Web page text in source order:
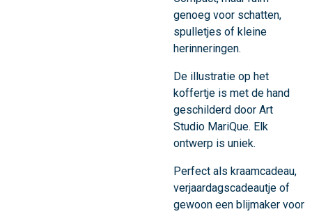
genoeg voor schatten,
spulletjes of kleine
herinneringen.
De illustratie op het
koffertje is met de hand
geschilderd door Art
Studio MariQue. Elk
ontwerp is uniek.
Perfect als kraamcadeau,
verjaardagscadeautje of
gewoon een blijmaker voor